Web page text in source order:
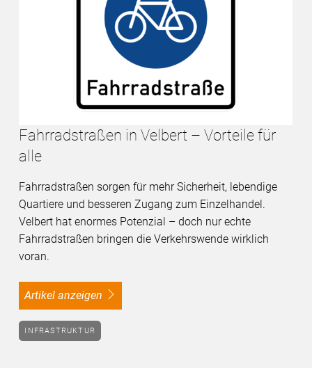
Fahrradstraßen in Velbert – Vorteile für
alle
Fahrradstraßen sorgen für mehr Sicherheit, lebendige
Quartiere und besseren Zugang zum Einzelhandel.
Velbert hat enormes Potenzial – doch nur echte
Fahrradstraßen bringen die Verkehrswende wirklich
voran.
Artikel anzeigen
INFRASTRUKTUR